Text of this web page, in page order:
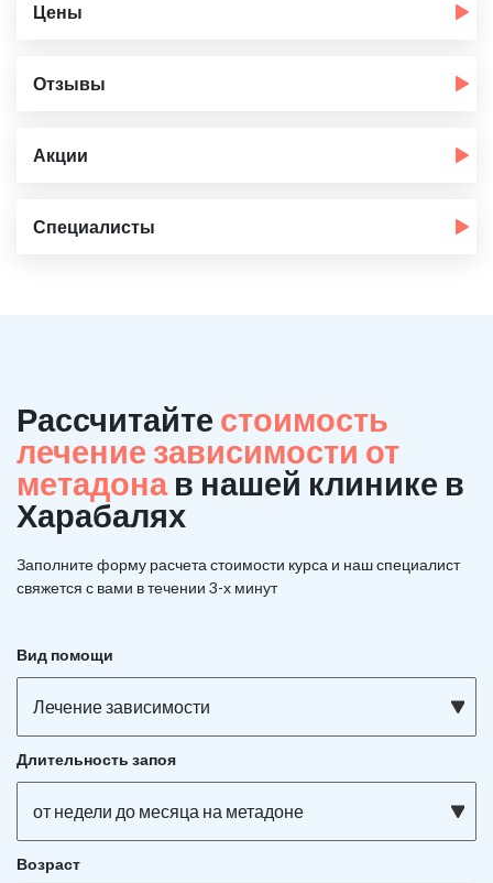
Цены
Отзывы
Акции
Специалисты
Рассчитайте стоимость
лечение зависимости от
метадона в нашей клинике в
Харабалях
Заполните форму расчета стоимости курса и наш специалист
свяжется с вами в течении 3-х минут
Вид помощи
Лечение зависимости
Длительность запоя
от недели до месяца на метадоне
Возраст